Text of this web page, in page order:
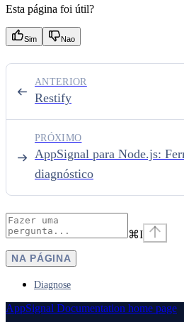
Esta página foi útil?
Sim Nao
Restify
ANTERIOR
AppSignal para Node.js:
diagnóstico
PRÓXIMO
⌘I
NA PÁGINA
Diagnose
AppSignal Documentation home page